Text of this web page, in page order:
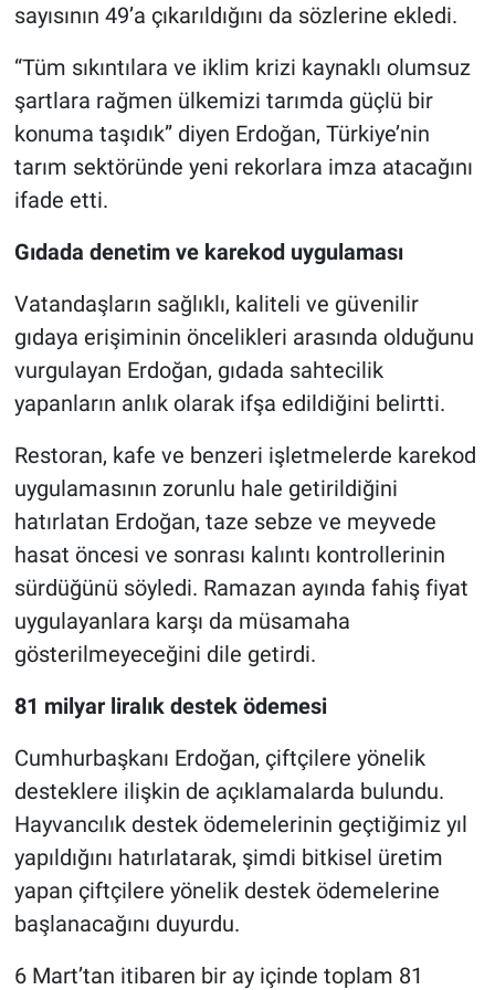
sayısının 49’a çıkarıldığını da sözlerine ekledi.
“Tüm sıkıntılara ve iklim krizi kaynaklı olumsuz
şartlara rağmen ülkemizi tarımda güçlü bir
konuma taşıdık” diyen Erdoğan, Türkiye’nin
tarım sektöründe yeni rekorlara imza atacağını
ifade etti.
Gıdada denetim ve karekod uygulaması
Vatandaşların sağlıklı, kaliteli ve güvenilir
gıdaya erişiminin öncelikleri arasında olduğunu
vurgulayan Erdoğan, gıdada sahtecilik
yapanların anlık olarak ifşa edildiğini belirtti.
Restoran, kafe ve benzeri işletmelerde karekod
uygulamasının zorunlu hale getirildiğini
hatırlatan Erdoğan, taze sebze ve meyvede
hasat öncesi ve sonrası kalıntı kontrollerinin
sürdüğünü söyledi. Ramazan ayında fahiş fiyat
uygulayanlara karşı da müsamaha
gösterilmeyeceğini dile getirdi.
81 milyar liralık destek ödemesi
Cumhurbaşkanı Erdoğan, çiftçilere yönelik
desteklere ilişkin de açıklamalarda bulundu.
Hayvancılık destek ödemelerinin geçtiğimiz yıl
yapıldığını hatırlatarak, şimdi bitkisel üretim
yapan çiftçilere yönelik destek ödemelerine
başlanacağını duyurdu.
6 Mart’tan itibaren bir ay içinde toplam 81